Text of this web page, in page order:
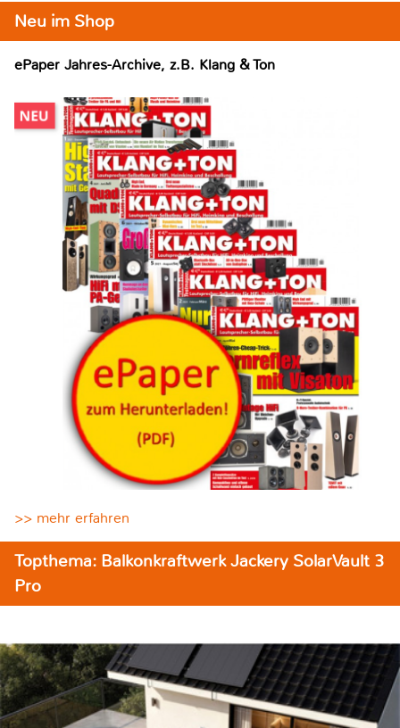
Neu im Shop
ePaper Jahres-Archive, z.B. Klang & Ton
>> mehr erfahren
Topthema: Balkonkraftwerk Jackery SolarVault 3
Pro